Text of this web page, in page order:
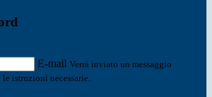
E-mail Verrà inviato un messaggio
istruzioni necessarie.